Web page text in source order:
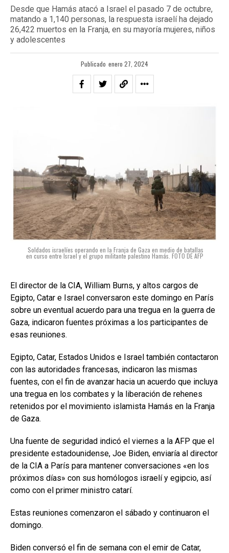
Desde que Hamás atacó a Israel el pasado 7 de octubre,
matando a 1,140 personas, la respuesta israelí ha dejado
26,422 muertos en la Franja, en su mayoría mujeres, niños
y adolescentes
Publicado enero 27, 2024
Soldados israelíes operando en la Franja de Gaza en medio de batallas
en curso entre Israel y el grupo militante palestino Hamás. FOTO DE AFP
El director de la CIA, William Burns, y altos cargos de
Egipto, Catar e Israel conversaron este domingo en París
sobre un eventual acuerdo para una tregua en la guerra de
Gaza, indicaron fuentes próximas a los participantes de
esas reuniones.
Egipto, Catar, Estados Unidos e Israel también contactaron
con las autoridades francesas, indicaron las mismas
fuentes, con el fin de avanzar hacia un acuerdo que incluya
una tregua en los combates y la liberación de rehenes
retenidos por el movimiento islamista Hamás en la Franja
de Gaza.
Una fuente de seguridad indicó el viernes a la AFP que el
presidente estadounidense, Joe Biden, enviaría al director
de la CIA a París para mantener conversaciones «en los
próximos días» con sus homólogos israelí y egipcio, así
como con el primer ministro catarí.
Estas reuniones comenzaron el sábado y continuaron el
domingo.
Biden conversó el fin de semana con el emir de Catar,